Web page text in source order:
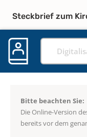
Steckbrief zum
Bitte beachten Sie:
Die Online-Version
bereits vor dem